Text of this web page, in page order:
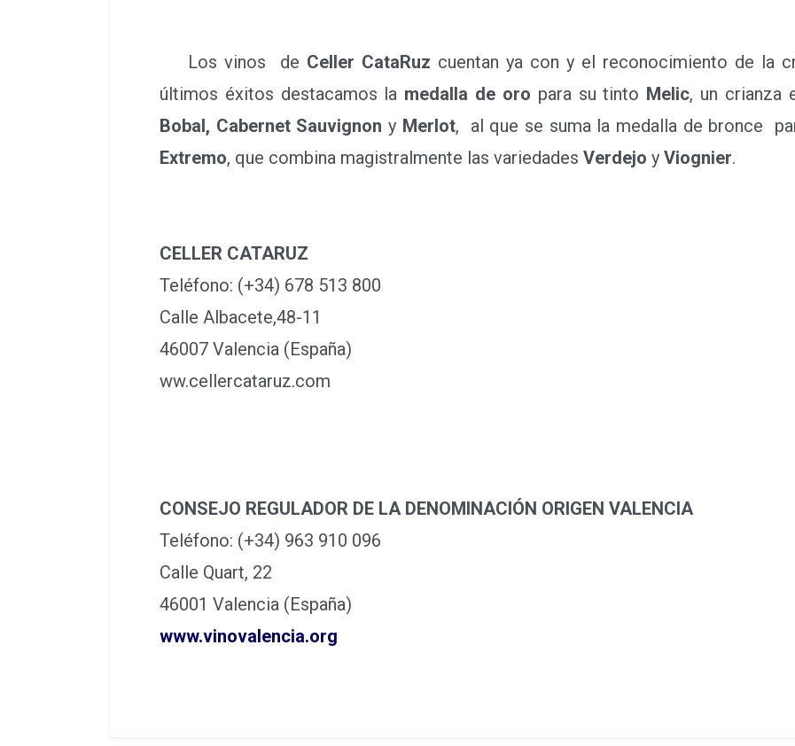
Los vinos de Celler CataRuz cuentan ya con y el reconocimiento de la
últimos éxitos destacamos la medalla de oro para su tinto Melic, un crianza
Bobal, Cabernet Sauvignon yMerlot, al que se suma la medalla de bronce
Extremo, que combina magistralmente las variedades Verdejo y Viognier.
CELLER CATARUZ
Teléfono: (+34) 678 513 800
Calle Albacete,48-11
46007 Valencia (España)
ww.cellercataruz.com
CONSEJO REGULADOR DE LA DENOMINACIÓN ORIGEN VALENCIA
Teléfono: (+34) 963 910 096
Calle Quart, 22
46001 Valencia (España)
www.vinovalencia.org